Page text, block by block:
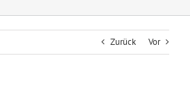
Zurück Vor